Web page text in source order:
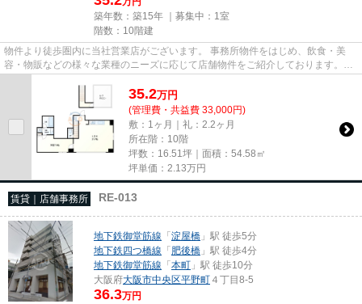
築年数：築15年 ｜募集中： 1室
階数：10階建
物件より徒歩圏内に当社営業店がございます。 事務所物件をはじめ、飲食・美
容・物販などの様々な業種のニーズに応じて店舗物件をご紹介しております。
尚、弊社ではおとり広告は一切...
35.2万円
(管理費・共益費 33,000円)
敷：1ヶ月｜礼：2.2ヶ月
所在階：10階
坪数：16.51坪｜面積：54.58㎡
坪単価： 2.13万円
賃貸｜店舗事務所 RE-013
地下鉄御堂筋線 「淀屋橋 」駅 徒歩5分
地下鉄四つ橋線 「肥後橋 」駅 徒歩4分
地下鉄御堂筋線 「本町 」駅 徒歩10分
大阪府大阪市中央区平野町 ４丁目8-5
36.3万円